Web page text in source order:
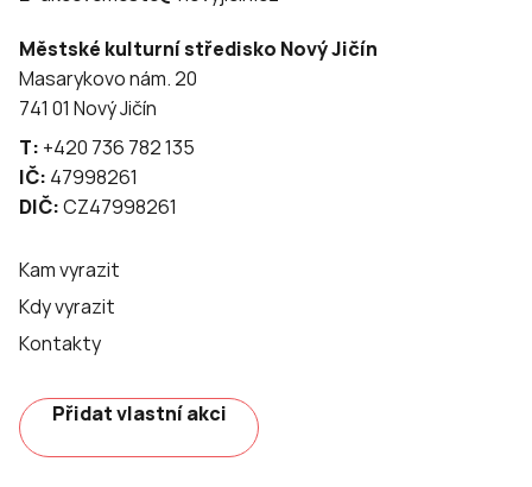
Městské kulturní středisko Nový Jičín
Masarykovo nám. 20
741 01 Nový Jičín
T: +420 736 782 135
IČ: 47998261
DIČ:CZ47998261
Kam vyrazit
Kdy vyrazit
Kontakty
Přidat vlastní akci